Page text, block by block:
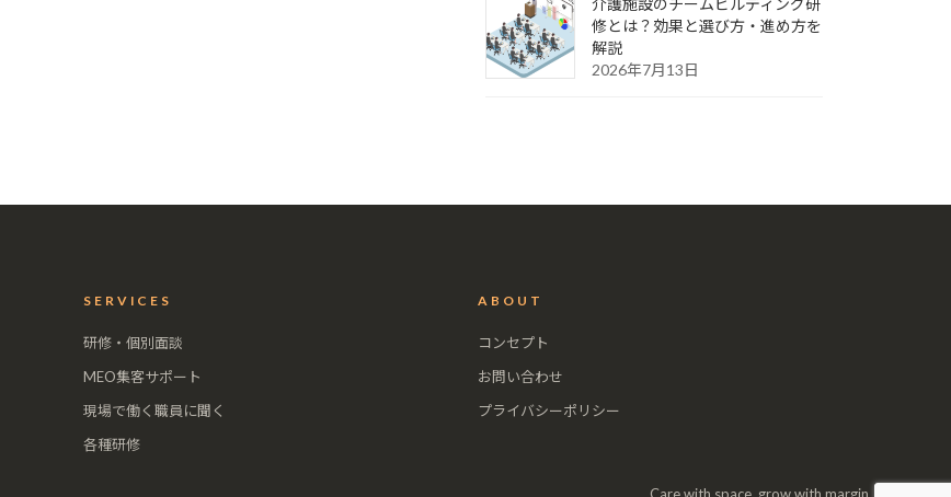
介護施設のチームビルディング研
修とは？効果と選び方・進め方を
解説
2026年7月13日
SERVICES
研修・個別面談
MEO集客サポート
現場で働く職員に聞く
各種研修
ABOUT
コンセプト
お問い合わせ
プライバシーポリシー